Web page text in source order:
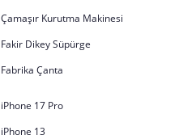
Çamaşır Kurutma Makinesi
Fakir Dikey Süpürge
Fabrika Çanta
iPhone 17 Pro
iPhone 13